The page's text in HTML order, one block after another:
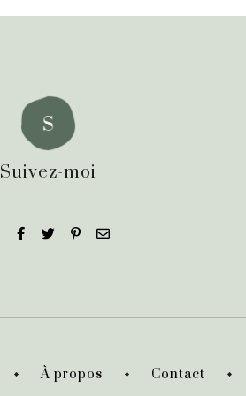
Suivez-moi
_
À propos Contact